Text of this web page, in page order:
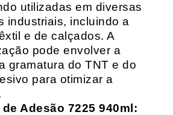
utilizadas em diversas
industriais, incluindo a
e de calçados. A
pode envolver a
gramatura do TNT e do
para otimizar a
Adesão 7225 940ml: